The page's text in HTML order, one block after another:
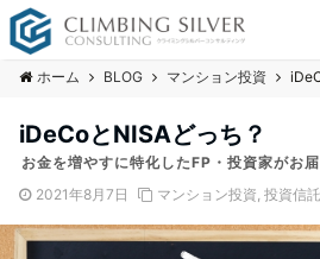
ホーム BLOG マンション投資
iDeCoとNISAどっち？
お金を増やすに特化したFP・投資家がお
2021年8月7日
マンション投資, 投資信託